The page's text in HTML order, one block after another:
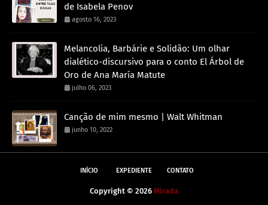
de Isabela Penov
agosto 16, 2023
Melancolia, Barbárie e Solidão: Um olhar
dialético-discursivo para o conto El Árbol de
Oro de Ana María Matute
julho 06, 2023
Canção de mim mesmo | Walt Whitman
junho 10, 2022
INÍCIO EXPEDIENTE CONTATO
Copyright © 2026 Mirada